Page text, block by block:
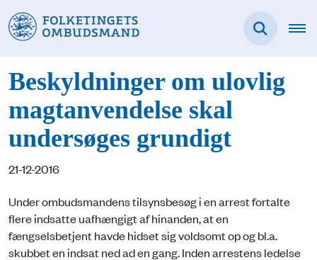
Beskyldninger om ulovlig
magtanvendelse skal
undersøges grundigt
21-12-2016
Under ombudsmandens tilsynsbesøg i en arrest fortalte
flere indsatte uafhængigt af hinanden, at en
fængselsbetjent havde hidset sig voldsomt op og bl.a.
skubbet en indsat ned ad en gang. Inden arrestens ledelse